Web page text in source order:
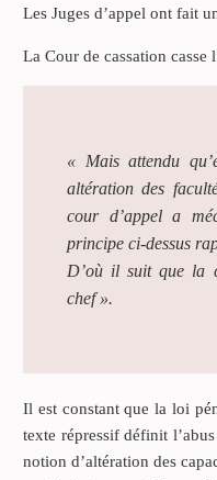
Les Juges d’appel ont fait
La Cour de cassation casse
« Mais attendu
altération des
cour d’appel a
principe ci-dessus
D’où il suit que la
chef ».
Il est constant que la loi
texte répressif définit
notion d’altération des